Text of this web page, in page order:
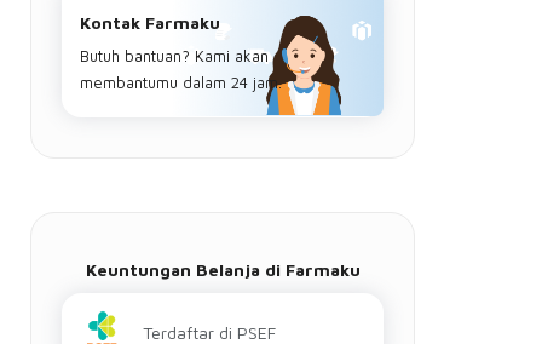
Kontak Farmaku
Butuh bantuan? Kami akan
membantumu dalam 24 jam.
Keuntungan Belanja di Farmaku
Terdaftar di PSEF